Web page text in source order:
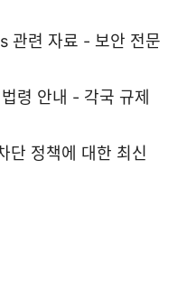
관련 자료 - 보안 전문
령 안내 - 각국 규제
단 정책에 대한 최신